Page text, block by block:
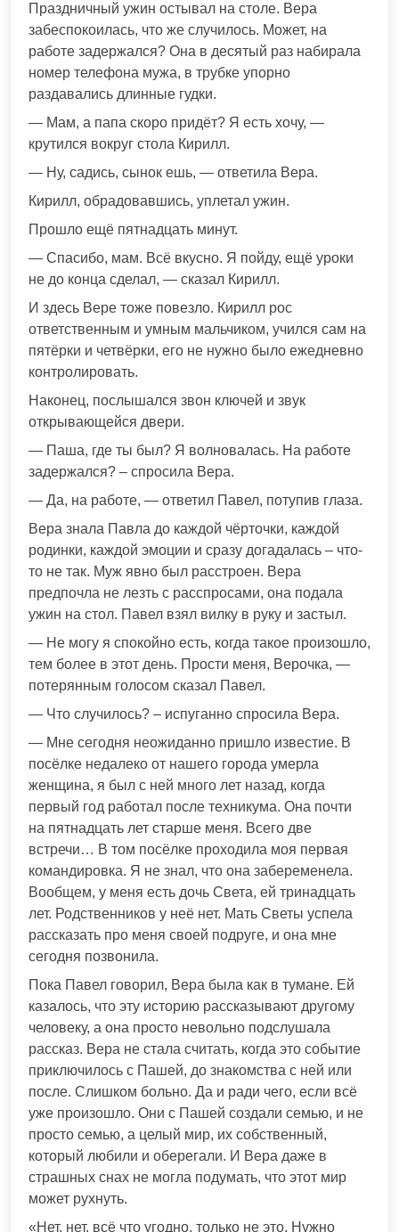
Праздничный ужин остывал на столе. Вера
забеспокоилась, что же случилось. Может, на
работе задержался? Она в десятый раз набирала
номер телефона мужа, в трубке упорно
раздавались длинные гудки.
— Мам, а папа скоро придёт? Я есть хочу, —
крутился вокруг стола Кирилл.
— Ну, садись, сынок ешь, — ответила Вера.
Кирилл, обрадовавшись, уплетал ужин.
Прошло ещё пятнадцать минут.
— Спасибо, мам. Всё вкусно. Я пойду, ещё уроки
не до конца сделал, — сказал Кирилл.
И здесь Вере тоже повезло. Кирилл рос
ответственным и умным мальчиком, учился сам на
пятёрки и четвёрки, его не нужно было ежедневно
контролировать.
Наконец, послышался звон ключей и звук
открывающейся двери.
— Паша, где ты был? Я волновалась. На работе
задержался? – спросила Вера.
— Да, на работе, — ответил Павел, потупив глаза.
Вера знала Павла до каждой чёрточки, каждой
родинки, каждой эмоции и сразу догадалась – что-
то не так. Муж явно был расстроен. Вера
предпочла не лезть с расспросами, она подала
ужин на стол. Павел взял вилку в руку и застыл.
— Не могу я спокойно есть, когда такое произошло,
тем более в этот день. Прости меня, Верочка, —
потерянным голосом сказал Павел.
— Что случилось? – испуганно спросила Вера.
— Мне сегодня неожиданно пришло известие. В
посёлке недалеко от нашего города умерла
женщина, я был с ней много лет назад, когда
первый год работал после техникума. Она почти
на пятнадцать лет старше меня. Всего две
встречи… В том посёлке проходила моя первая
командировка. Я не знал, что она забеременела.
Вообщем, у меня есть дочь Света, ей тринадцать
лет. Родственников у неё нет. Мать Светы успела
рассказать про меня своей подруге, и она мне
сегодня позвонила.
Пока Павел говорил, Вера была как в тумане. Ей
казалось, что эту историю рассказывают другому
человеку, а она просто невольно подслушала
рассказ. Вера не стала считать, когда это событие
приключилось с Пашей, до знакомства с ней или
после. Слишком больно. Да и ради чего, если всё
уже произошло. Они с Пашей создали семью, и не
просто семью, а целый мир, их собственный,
который любили и оберегали. И Вера даже в
страшных снах не могла подумать, что этот мир
может рухнуть.
«Нет, нет, всё что угодно, только не это. Нужно